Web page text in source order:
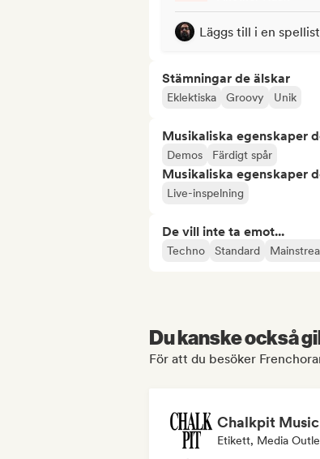
Läggs till i en
Stämningar de älskar
Eklektiska Groovy Unik
Musikaliska egenskaper
Demos Färdigt spår
Musikaliska egenskaper
Live-inspelning
De vill inte ta emot...
Techno Standard
Du kanske också
För att du besöker
Chalkpit Music